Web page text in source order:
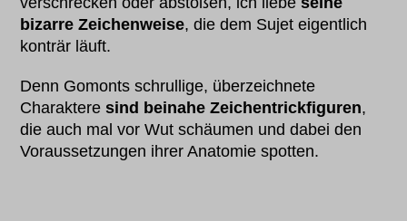
bizarre Zeichenweise, die dem Sujet eigentlich
konträr läuft.
Denn Gomonts schrullige, überzeichnete
Charakteresind beinahe Zeichentrickfiguren,
die auch mal vor Wut schäumen und dabei den
Voraussetzungen ihrer Anatomie spotten.